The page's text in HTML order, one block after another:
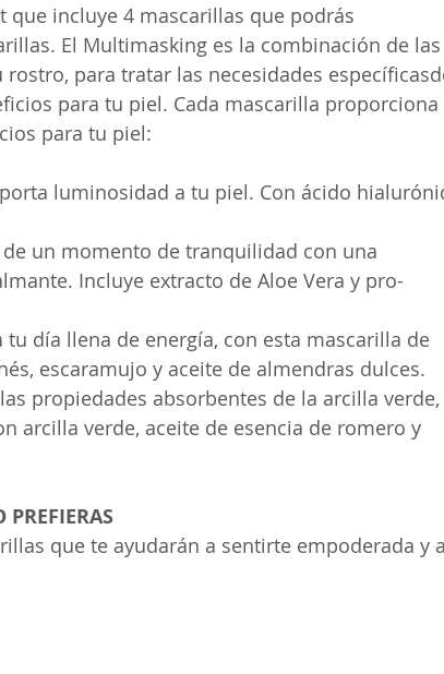
que incluye 4 mascarillas que podrás
El Multimasking es la combinación de las
para tratar las necesidades
para tu piel. Cada mascarilla proporciona
para tu piel:
luminosidad a tu piel. Con ácido
un momento de tranquilidad con una
Incluye extracto de Aloe Vera y pro-
tu día llena de energía, con esta mascarilla de
escaramujo y aceite de almendras dulces.
propiedades absorbentes de la arcilla verde,
arcilla verde, aceite de esencia de romero y
que te ayudarán a sentirte empoderada y a